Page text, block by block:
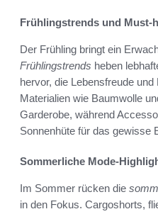
Frühlingstrends und Must-
Der Frühling bringt ein
Frühlingstrends heben
hervor, die Lebensfreude
Materialien wie Baumwolle
Garderobe, während
Sonnenhüte für das gewisse
Sommerliche Mode-
Im Sommer rücken die
in den Fokus. Cargoshorts,